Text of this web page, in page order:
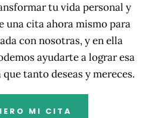
tu vida personal y
una cita ahora mismo para
con nosotras, y en ella
ayudarte a lograr esa
tanto deseas y mereces.
MI CITA